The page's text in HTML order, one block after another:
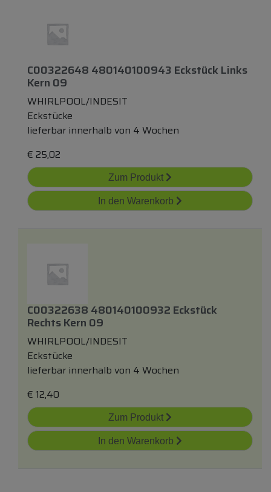
C00322648 480140100943 Eckstück Links
Kern 09
WHIRLPOOL/INDESIT
Eckstücke
lieferbar innerhalb von 4 Wochen
€ 25,02
Zum Produkt
In den Warenkorb
C00322638 480140100932 Eckstück
Rechts Kern 09
WHIRLPOOL/INDESIT
Eckstücke
lieferbar innerhalb von 4 Wochen
€ 12,40
Zum Produkt
In den Warenkorb